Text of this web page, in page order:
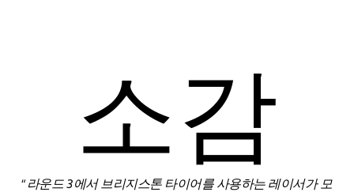
소감
“ 라운드 3에서 브리지스톤 타이어를 사용하는 레이서가 모